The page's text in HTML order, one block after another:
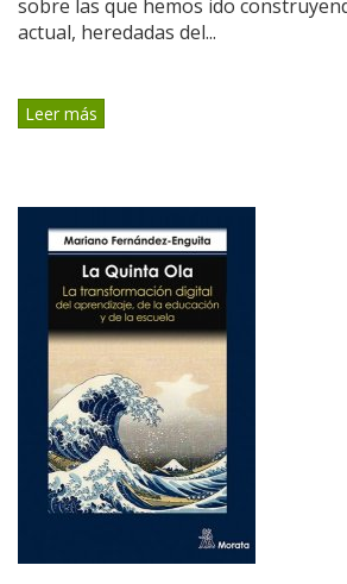
sobre las que hemos ido
actual, heredadas del...
Leer más